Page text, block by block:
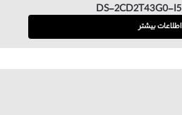
اطلاعات بیشتر